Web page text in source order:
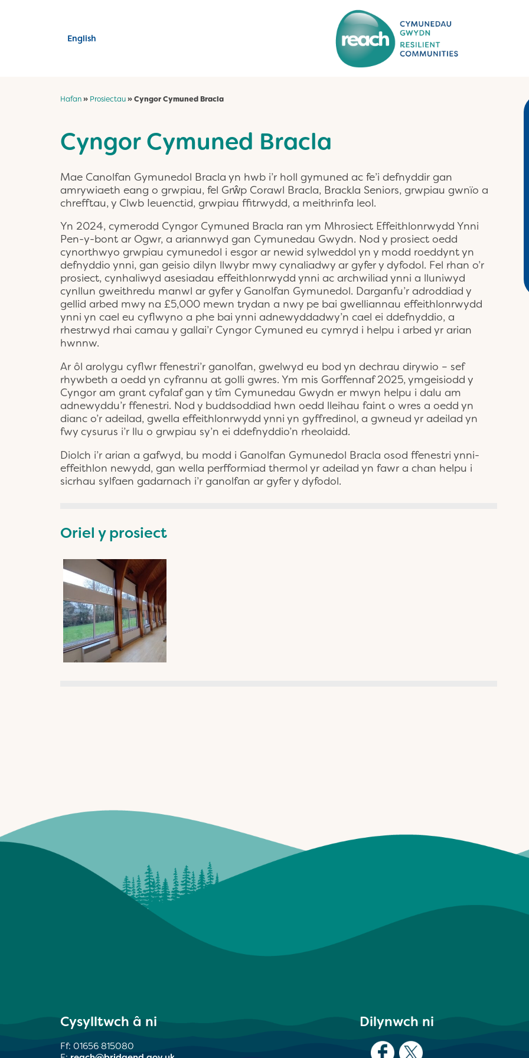
English
Hafan» Prosiectau»Cyngor Cymuned Bracla
Cyngor Cymuned Bracla
Mae Canolfan Gymunedol Bracla yn hwb i’r holl gymuned ac fe’i defnyddir gan
amrywiaeth eang o grwpiau, fel Grŵp Corawl Bracla, Brackla Seniors, grwpiau gwnïo a
chrefftau, y Clwb Ieuenctid, grwpiau ffitrwydd, a meithrinfa leol.
Yn 2024, cymerodd Cyngor Cymuned Bracla ran ym Mhrosiect Effeithlonrwydd Ynni
Pen-y-bont ar Ogwr, a ariannwyd gan Cymunedau Gwydn. Nod y prosiect oedd
cynorthwyo grwpiau cymunedol i esgor ar newid sylweddol yn y modd roeddynt yn
defnyddio ynni, gan geisio dilyn llwybr mwy cynaliadwy ar gyfer y dyfodol. Fel rhan o’r
prosiect, cynhaliwyd asesiadau effeithlonrwydd ynni ac archwiliad ynni a lluniwyd
cynllun gweithredu manwl ar gyfer y Ganolfan Gymunedol. Darganfu’r adroddiad y
gellid arbed mwy na £5,000 mewn trydan a nwy pe bai gwelliannau effeithlonrwydd
ynni yn cael eu cyflwyno a phe bai ynni adnewyddadwy’n cael ei ddefnyddio, a
rhestrwyd rhai camau y gallai’r Cyngor Cymuned eu cymryd i helpu i arbed yr arian
hwnnw.
Ar ôl arolygu cyflwr ffenestri’r ganolfan, gwelwyd eu bod yn dechrau dirywio – sef
rhywbeth a oedd yn cyfrannu at golli gwres. Ym mis Gorffennaf 2025, ymgeisiodd y
Cyngor am grant cyfalaf gan y tîm Cymunedau Gwydn er mwyn helpu i dalu am
adnewyddu’r ffenestri. Nod y buddsoddiad hwn oedd lleihau faint o wres a oedd yn
dianc o’r adeilad, gwella effeithlonrwydd ynni yn gyffredinol, a gwneud yr adeilad yn
fwy cysurus i’r llu o grwpiau sy’n ei ddefnyddio’n rheolaidd.
Diolch i’r arian a gafwyd, bu modd i Ganolfan Gymunedol Bracla osod ffenestri ynni-
effeithlon newydd, gan wella perfformiad thermol yr adeilad yn fawr a chan helpu i
sicrhau sylfaen gadarnach i’r ganolfan ar gyfer y dyfodol.
Oriel y prosiect
Cysylltwch â ni
Ff: 01656 815080
Dilynwch ni